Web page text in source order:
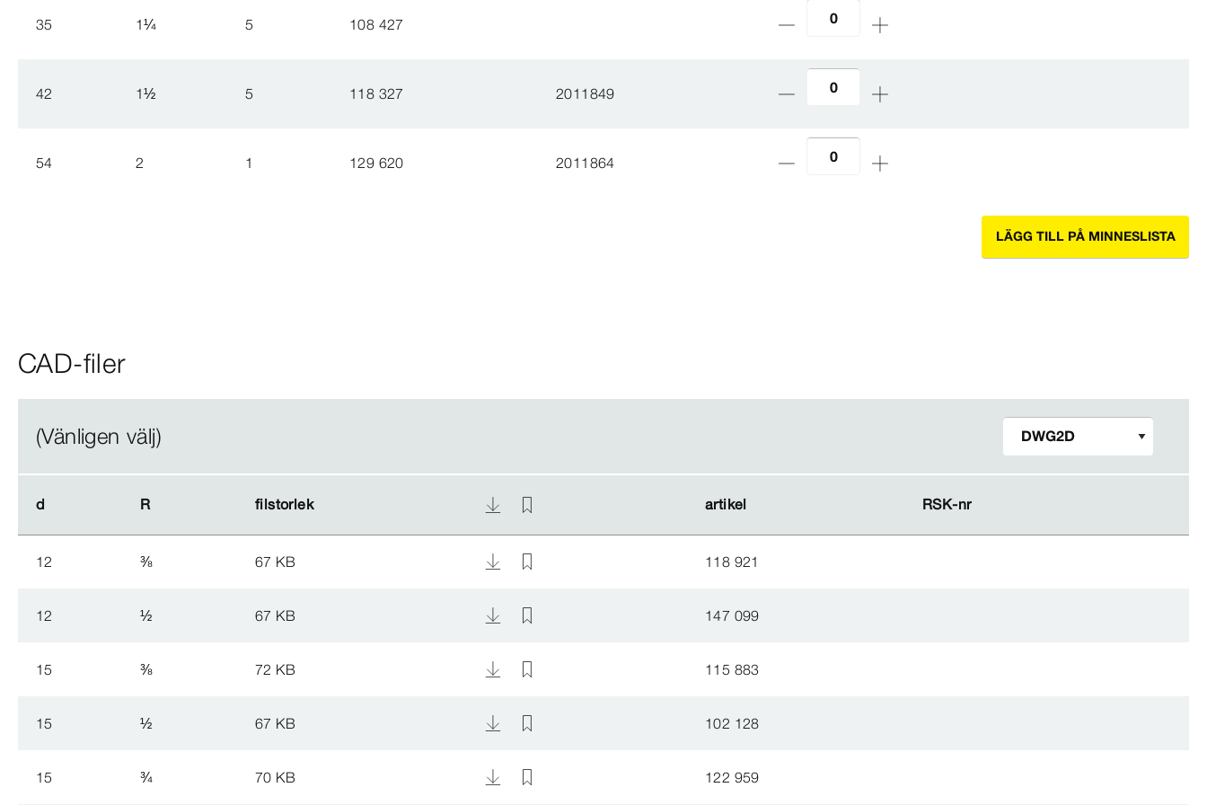
35 1¼ 5 108 427
42 1½ 5 118 327 2011849
54 2 1 129 620 2011864
LÄGG TILL PÅ MINNESLISTA
CAD-filer
(Vänligen välj)
d R filstorlek artikel RSK-​nr
d R filstorlek artikel RSK-​nr
12 ⅜ 67 KB 118 921
12 ½ 67 KB 147 099
15 ⅜ 72 KB 115 883
15 ½ 67 KB 102 128
15 ¾ 70 KB 122 959